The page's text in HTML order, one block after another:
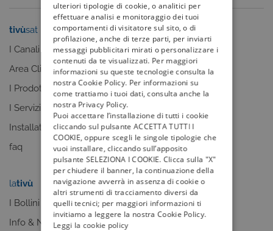
tivùsat
I Canali
Area Clienti
I Prodotti
I Servizi
Installatori
faq
tivù la guida
I programmi
I canali
La Guida +
lativù
I Bollini
Info & News
mytivù
ulteriori tipologie di cookie, o analitici per
effettuare analisi e monitoraggio dei tuoi
comportamenti di visitatore sul sito, o di
profilazione, anche di terze parti, per inviarti
messaggi pubblicitari mirati o personalizzare i
contenuti da te visualizzati. Per maggiori
informazioni su queste tecnologie consulta la
nostra Cookie Policy. Per informazioni su
come trattiamo i tuoi dati, consulta anche la
nostra Privacy Policy.
Puoi accettare l’installazione di tutti i cookie
cliccando sul pulsante ACCETTA TUTTI I
COOKIE, oppure scegli le singole tipologie che
vuoi installare, cliccando sull’apposito
pulsante SELEZIONA I COOKIE. Clicca sulla "X"
per chiudere il banner, la continuazione della
navigazione avverrà in assenza di cookie o
altri strumenti di tracciamento diversi da
quelli tecnici; per maggiori informazioni ti
invitiamo a leggere la nostra Cookie Policy.
Leggi la cookie policy